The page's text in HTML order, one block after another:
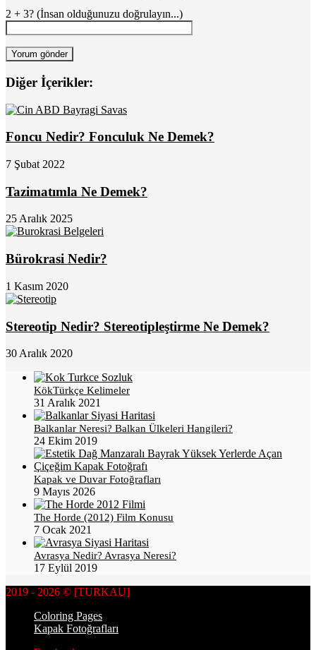
2 + 3? (İnsan olduğunuzu doğrulayın...)
Diğer İçerikler:
Foncu Nedir? Fonculuk Ne Demek?
7 Şubat 2022
Tazimatımla Ne Demek?
25 Aralık 2025
Bürokrasi Nedir?
1 Kasım 2020
Stereotip Nedir? Stereotipleştirme Ne Demek?
30 Aralık 2020
KökTürkçe Kelimeler
31 Aralık 2021
Balkanlar Neresi? Balkan Ülkeleri Hangileri?
24 Ekim 2019
Kapak ve Duvar Fotoğrafları
9 Mayıs 2026
The Horde (2012) Film Konusu
7 Ocak 2021
Avrasya Nedir? Avrasya Neresi?
17 Eylül 2019
2019 - 2026 © [TURKAU]
Coloring Pages
Kapak Fotoğrafları